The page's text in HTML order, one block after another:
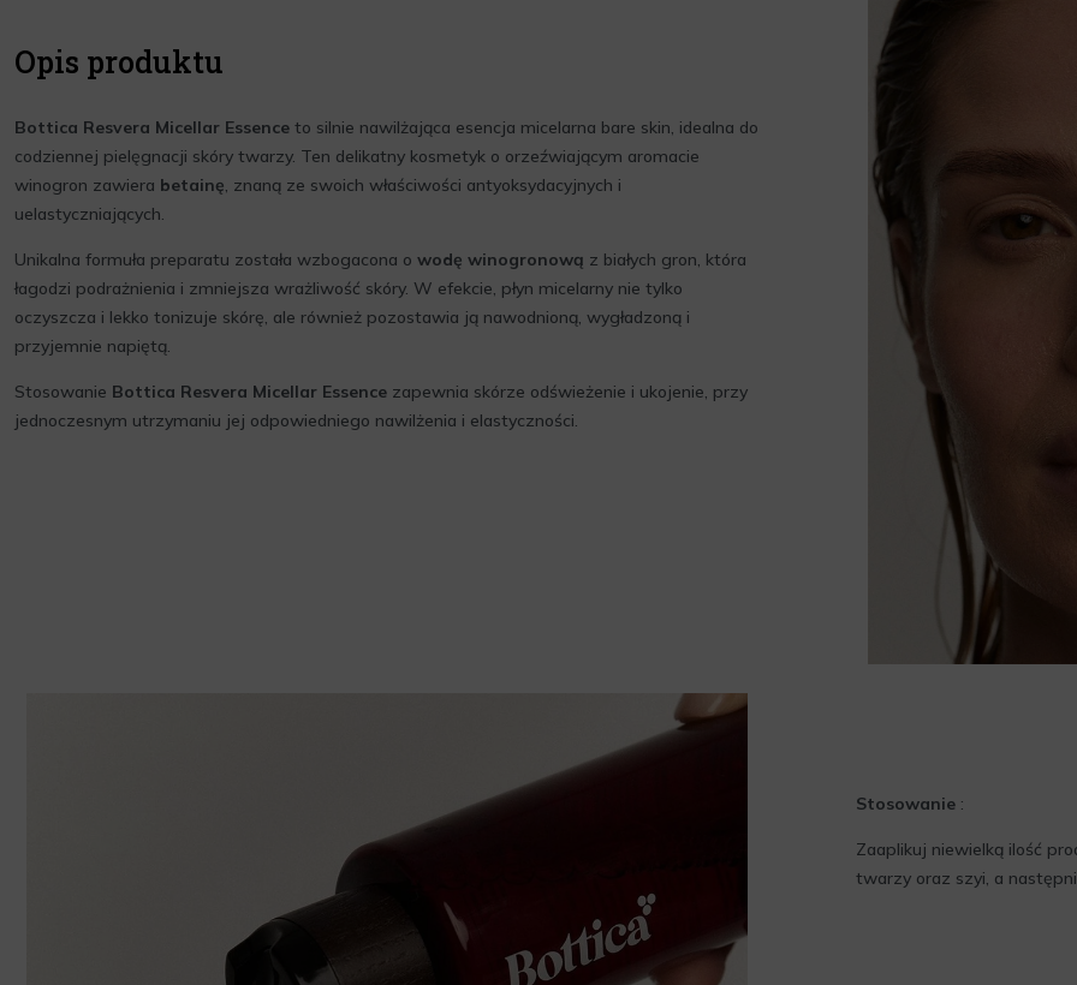
Opis produktu
Bottica Resvera Micellar Essence to silnie nawilżająca esencja micelarna bare skin, idealna do
codziennej pielęgnacji skóry twarzy. Ten delikatny kosmetyk o orzeźwiającym aromacie
winogron zawiera betainę, znaną ze swoich właściwości antyoksydacyjnych i
uelastyczniających.
Unikalna formuła preparatu została wzbogacona o wodę winogronową z białych gron, która
łagodzi podrażnienia i zmniejsza wrażliwość skóry. W efekcie, płyn micelarny nie tylko
oczyszcza i lekko tonizuje skórę, ale również pozostawia ją nawodnioną, wygładzoną i
przyjemnie napiętą.
Stosowanie Bottica Resvera Micellar Essence zapewnia skórze odświeżenie i ukojenie, przy
jednoczesnym utrzymaniu jej odpowiedniego nawilżenia i elastyczności.
Stosowanie:
Zaaplikuj niewielką ilość
twarzy oraz szyi, a